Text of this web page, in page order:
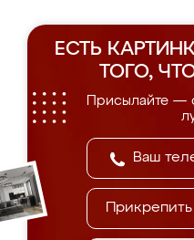
ЕСТЬ
ТОГО,
Присылайте —